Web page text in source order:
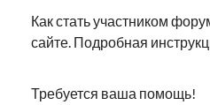
Как стать участником
сайте. Подробная
Требуется ваша помощь!